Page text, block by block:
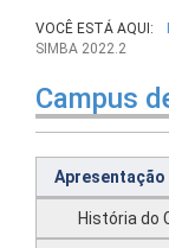
VOCÊ ESTÁ AQUI:
SIMBA 2022.2
Campus
Apresentação
História do